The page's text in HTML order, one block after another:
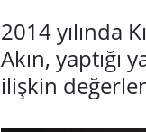
2014 yılında
Akın, yaptığı
ilişkin